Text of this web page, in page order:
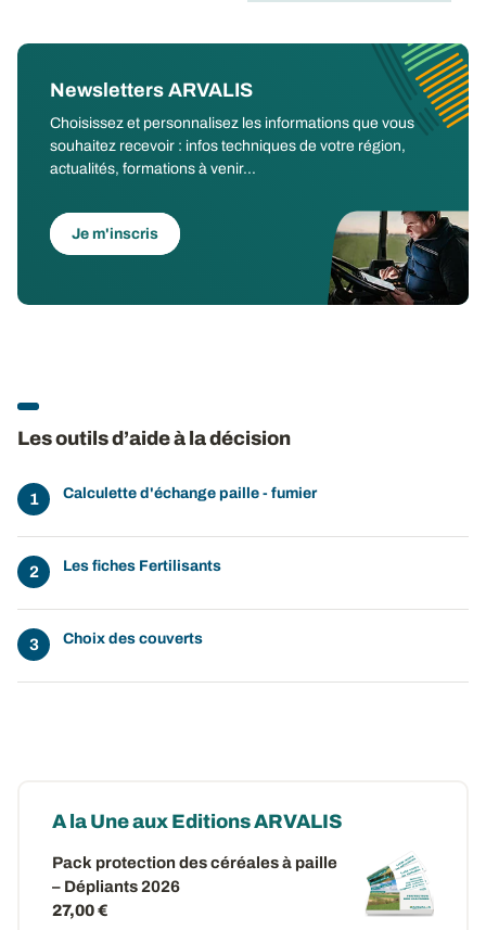
Newsletters ARVALIS
Choisissez et personnalisez les informations que vous
souhaitez recevoir : infos techniques de votre région,
actualités, formations à venir...
Je m'inscris
Les outils d’aide à la décision
Calculette d'échange paille - fumier
Les fiches Fertilisants
Choix des couverts
A la Une aux Editions ARVALIS
Pack protection des céréales à paille
– Dépliants 2026
27,00 €